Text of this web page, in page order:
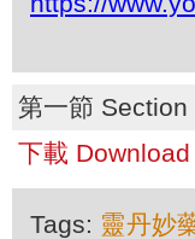
第一節 Section
下載 Download
Tags: 靈丹妙